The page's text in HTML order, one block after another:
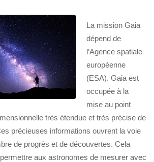
La mission Gaia
dépend de
l’Agence spatiale
européenne
(ESA). Gaia est
occupée à la
mise au point
très étendue et très précise de
précieuses informations ouvrent la voie
de progrès et de découvertes. Cela
aux astronomes de mesurer avec